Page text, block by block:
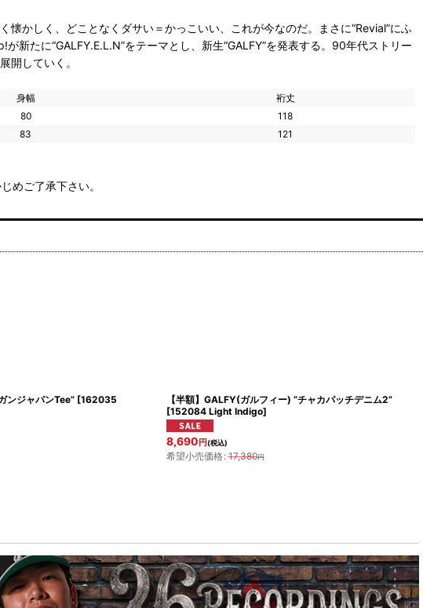
かしく、どことなくダサい＝かっこいい、これが今なのだ。まさに“Revial”にふ
新たに“GALFY.E.L.N”をテーマとし、新生“GALFY”を発表する。90年代ストリー
開していく。
身幅
裄丈
80
118
83 121
めご了承下さい。
ンジャパンTee” [162035
【半額】GALFY(ガルフィー) “チャカパッチデニム2”
[152084 Light Indigo]
8,690 円(税込)
希望小売価格: 17,380円